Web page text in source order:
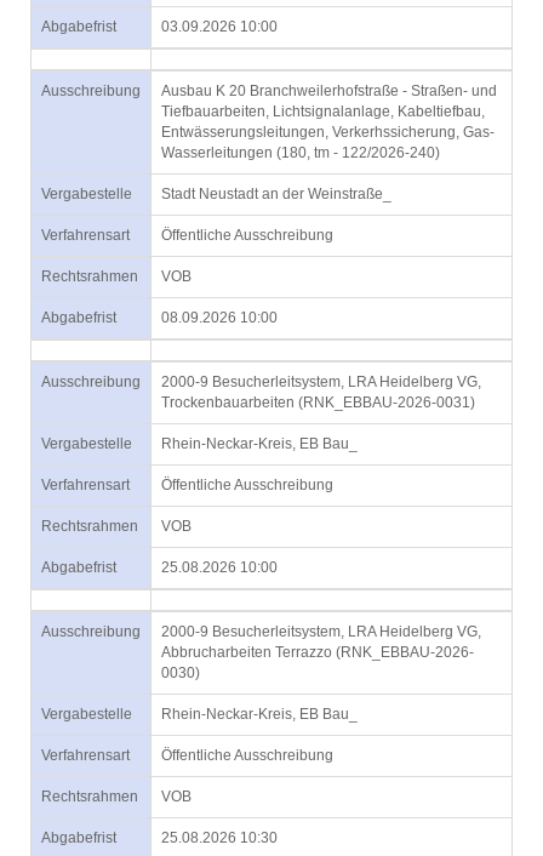
Abgabefrist 03.09.2026 10:00
Ausschreibung
Ausbau K 20 Branchweilerhofstraße - Straßen- und
Tiefbauarbeiten, Lichtsignalanlage, Kabeltiefbau,
Entwässerungsleitungen, Verkerhssicherung, Gas-
Wasserleitungen (180, tm - 122/2026-240)
Vergabestelle Stadt Neustadt an der Weinstraße_
Verfahrensart Öffentliche Ausschreibung
Rechtsrahmen VOB
Abgabefrist 08.09.2026 10:00
Ausschreibung
2000-9 Besucherleitsystem, LRA Heidelberg VG,
Trockenbauarbeiten (RNK_EBBAU-2026-0031)
Vergabestelle Rhein-Neckar-Kreis, EB Bau_
Verfahrensart Öffentliche Ausschreibung
Rechtsrahmen VOB
Abgabefrist 25.08.2026 10:00
Ausschreibung
2000-9 Besucherleitsystem, LRA Heidelberg VG,
Abbrucharbeiten Terrazzo (RNK_EBBAU-2026-
0030)
Vergabestelle Rhein-Neckar-Kreis, EB Bau_
Verfahrensart Öffentliche Ausschreibung
Rechtsrahmen VOB
Abgabefrist 25.08.2026 10:30